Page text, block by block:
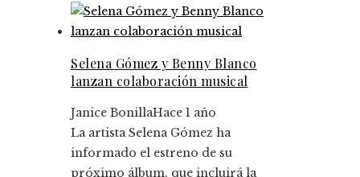
Selena Gómez y Benny Blanco
lanzan colaboración musical
Janice BonillaHace 1 año
La artista Selena Gómez ha
informado el estreno de su
próximo álbum, que incluirá la